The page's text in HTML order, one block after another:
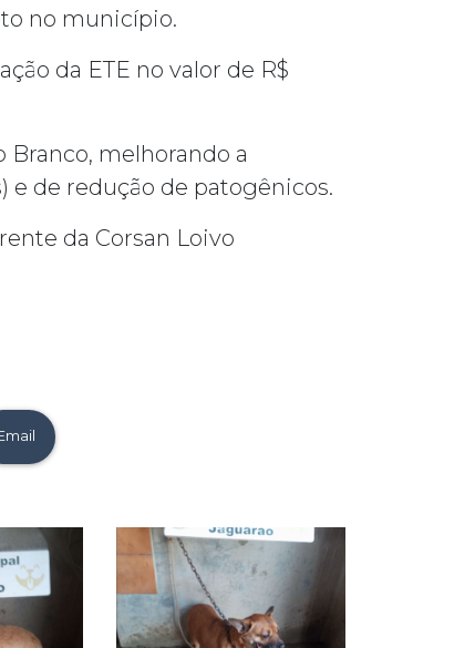
no município.
da ETE no valor de R$
Branco, melhorando a
e de redução de patogênicos.
da Corsan Loivo